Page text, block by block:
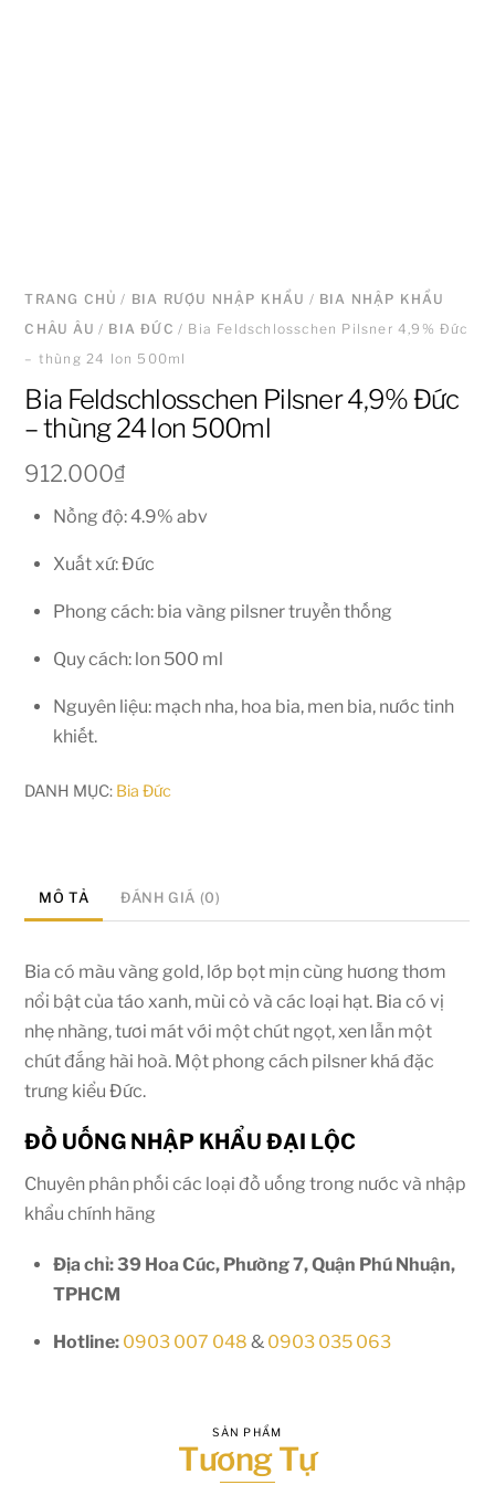
TRANG CHỦ / BIA RƯỢU NHẬP KHẨU / BIA NHẬP KHẨU
CHÂU ÂU / BIA ĐỨC / Bia Feldschlosschen Pilsner 4,9% Đức
– thùng 24 lon 500ml
Bia Feldschlosschen Pilsner 4,9% Đức
– thùng 24 lon 500ml
912.000₫
Nồng độ: 4.9% abv
Xuất xứ: Đức
Phong cách: bia vàng pilsner truyền thống
Quy cách: lon 500 ml
Nguyên liệu: mạch nha, hoa bia, men bia, nước tinh
khiết.
DANH MỤC: Bia Đức
MÔ TẢ ĐÁNH GIÁ (0)
Bia có màu vàng gold, lớp bọt mịn cùng hương thơm
nổi bật của táo xanh, mùi cỏ và các loại hạt. Bia có vị
nhẹ nhàng, tươi mát với một chút ngọt, xen lẫn một
chút đắng hài hoà. Một phong cách pilsner khá đặc
trưng kiểu Đức.
ĐỒ UỐNG NHẬP KHẨU ĐẠI LỘC
Chuyên phân phối các loại đồ uống trong nước và nhập
khẩu chính hãng
Địa chỉ: 39 Hoa Cúc, Phường 7, Quận Phú Nhuận,
TPHCM
Hotline: 0903 007 048 & 0903 035 063
SẢN PHẨM
Tương Tự